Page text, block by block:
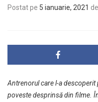
Postat pe 5 ianuarie, 2021 de
Antrenorul care l-a
poveste desprinsă din filme.